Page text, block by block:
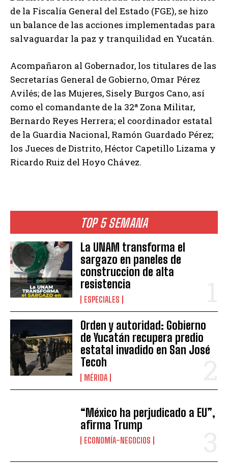
TOP 5 SEMANA
La UNAM transforma el
sargazo en paneles de
construccion de alta
resistencia
ESPECIALES
Orden y autoridad: Gobierno
de Yucatán recupera predio
estatal invadido en San José
Tecoh
MÉRIDA
“México ha perjudicado a EU”,
afirma Trump
ECONOMÍA-NEGOCIOS
de la Fiscalía General del Estado (FGE), se hizo
un balance de las acciones implementadas para
salvaguardar la paz y tranquilidad en Yucatán.
Acompañaron al Gobernador, los titulares de las
Secretarías General de Gobierno, Omar Pérez
Avilés; de las Mujeres, Sisely Burgos Cano, así
como el comandante de la 32ª Zona Militar,
Bernardo Reyes Herrera; el coordinador estatal
de la Guardia Nacional, Ramón Guardado Pérez;
los Jueces de Distrito, Héctor Capetillo Lizama y
Ricardo Ruiz del Hoyo Chávez.